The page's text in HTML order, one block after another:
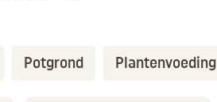
Potgrond Plantenvoeding